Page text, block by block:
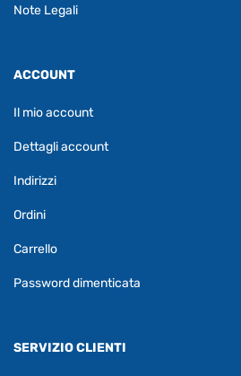
Note Legali
ACCOUNT
Il mio account
Dettagli account
Indirizzi
Ordini
Carrello
Password dimenticata
SERVIZIO CLIENTI